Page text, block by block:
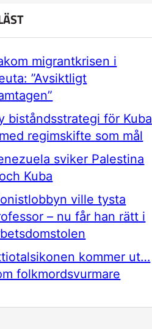
migrantkrisen i
”Avsiktligt
biståndsstrategi för Kuba
regimskifte som mål
sviker Palestina
Kuba
ville tysta
– nu får han rätt i
kommer ut…
folkmordsvurmare